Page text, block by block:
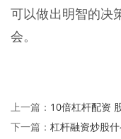
可以做出明智的决
会。
上一篇： 10倍杠杆配资
下一篇： 杠杆融资炒股